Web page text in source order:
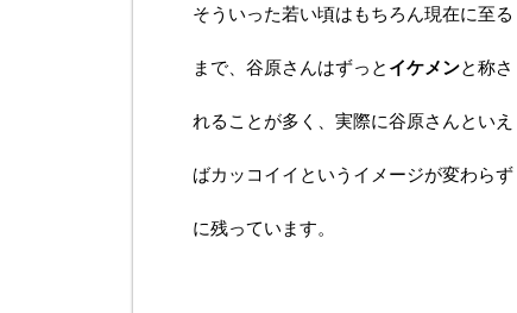
そういった若い頃はもちろん現在に至る
まで、谷原さんはずっと イケメンと称さ
れることが多く、実際に谷原さんといえ
ばカッコイイというイメージが変わらず
に残っています。